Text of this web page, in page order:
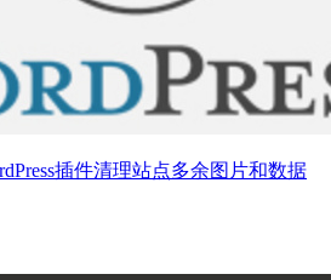
插件清理站点多余图片和数据